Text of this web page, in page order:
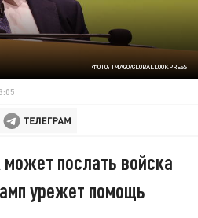
ФОТО: IMAGO/GLOBALLOOKPRESS
послать войска
урежет помощь